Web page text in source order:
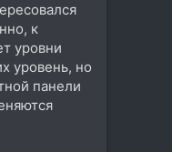
к
уровни
уровень, но
панели